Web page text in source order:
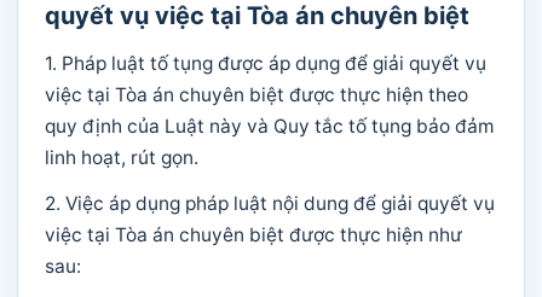
quyết vụ việc tại Tòa án chuyên biệt
1. Pháp luật tố tụng được áp dụng để giải quyết vụ
việc tại Tòa án chuyên biệt được thực hiện theo
quy định của Luật này và Quy tắc tố tụng bảo đảm
linh hoạt, rút gọn.
2. Việc áp dụng pháp luật nội dung để giải quyết vụ
việc tại Tòa án chuyên biệt được thực hiện như
sau: